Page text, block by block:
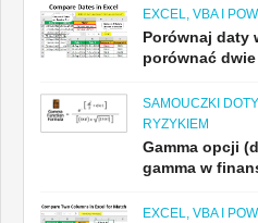
EXCEL, VBA I
Porównaj daty
porównać
SAMOUCZKI
RYZYKIEM
Gamma opcji
gamma w
EXCEL, VBA I